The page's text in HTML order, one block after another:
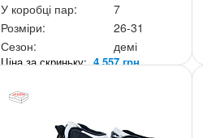
У коробці пар:
7
Розміри:
26-31
Сезон:
демі
Ціна за скриньку:4 557 грн.